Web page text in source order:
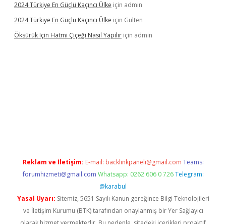
2024 Türkiye En Güçlü Kaçıncı Ülke için admin
2024 Türkiye En Güçlü Kaçıncı Ülke için Gülten
Öksürük Için Hatmi Çiçeği Nasıl Yapılır için admin
Reklam ve İletişim: E-mail: backlinkpaneli@gmail.com Teams:
forumhizmeti@gmail.com Whatsapp: 0262 606 0 726 Telegram:
@karabul
Yasal Uyarı: Sitemiz, 5651 Sayılı Kanun gereğince Bilgi Teknolojileri
ve İletişim Kurumu (BTK) tarafından onaylanmış bir Yer Sağlayıcı